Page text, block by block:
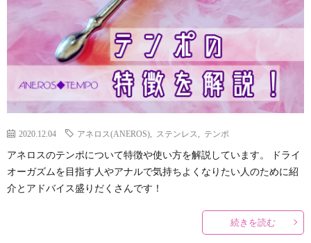
2020.12.04 アネロス(ANEROS) ステンレス テンポ
アネロスのテンポについて特徴や使い方を解説しています。 ドライ
オーガズムを目指す人やアナルで気持ちよくなりたい人のために紹
介とアドバイス盛りだくさんです！
続きを読む